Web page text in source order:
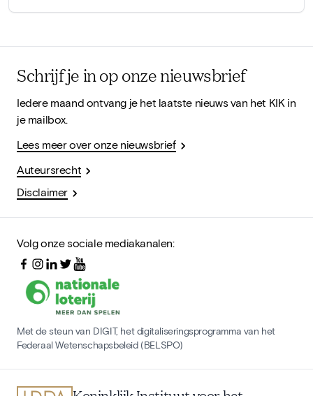
Schrijf je in op onze nieuwsbrief
Iedere maand ontvang je het laatste nieuws van het KIK in
je mailbox.
Lees meer over onze nieuwsbrief
Auteursrecht
Disclaimer
Volg onze sociale mediakanalen:
Met de steun van DIGIT, het digitaliseringsprogramma van het
Federaal Wetenschapsbeleid (BELSPO)